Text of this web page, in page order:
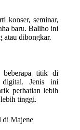
konser, seminar,
baru. Baliho ini
atau dibongkar.
beberapa titik di
digital. Jenis ini
perhatian lebih
tinggi.
di Majene